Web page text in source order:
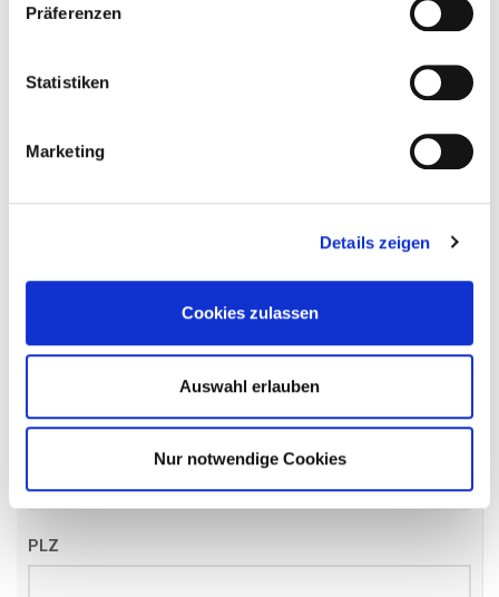
Präferenzen
Statistiken
Marketing
Details zeigen
Cookies zulassen
Auswahl erlauben
Nur notwendige Cookies
Name*
Telefon*
PLZ